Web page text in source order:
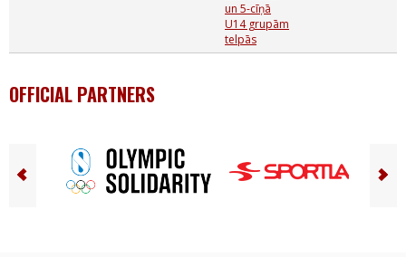
un 5-cīņā
U14 grupām
telpās
OFFICIAL PARTNERS